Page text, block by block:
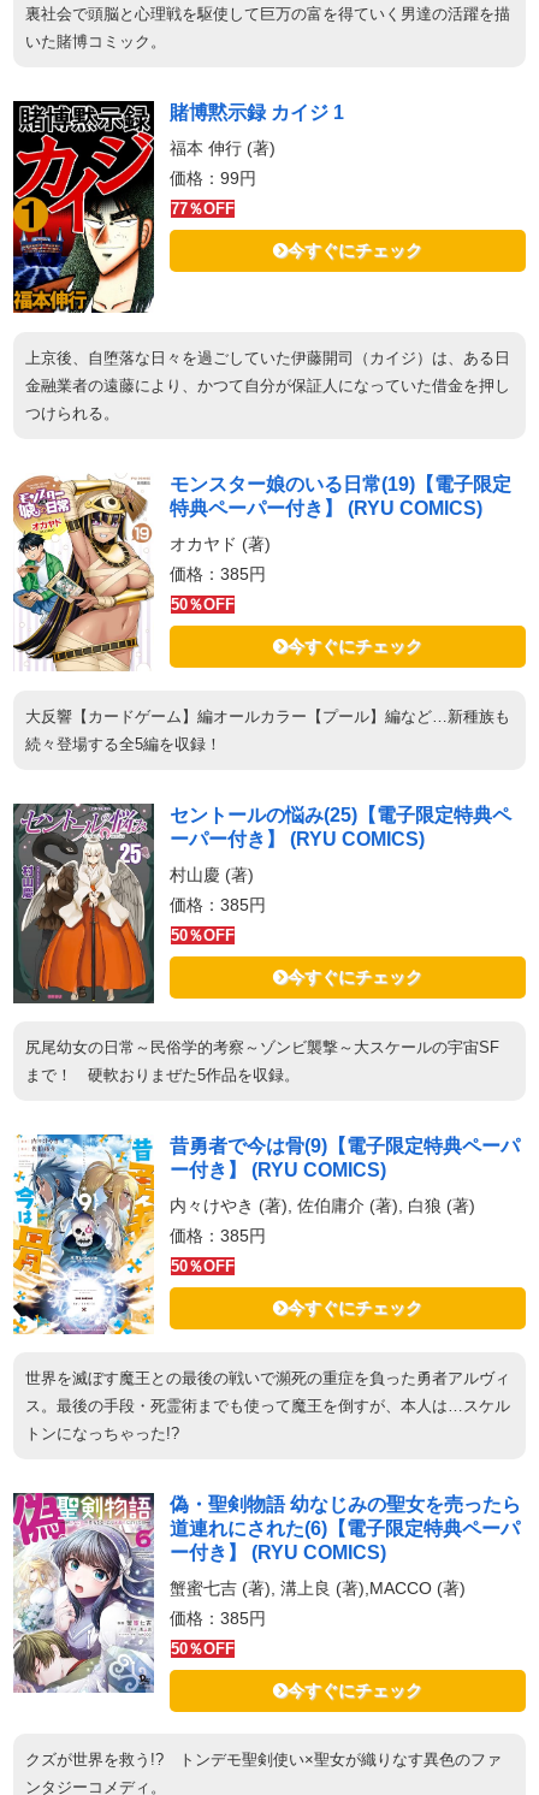
裏社会で頭脳と心理戦を駆使して巨万の富を得ていく男達の活躍を描
いた賭博コミック。
賭博黙示録 カイジ 1
福本 伸行 (著)
価格：99円
77％OFF
今すぐにチェック
上京後、自堕落な日々を過ごしていた伊藤開司（カイジ）は、ある日
金融業者の遠藤により、かつて自分が保証人になっていた借金を押し
つけられる。
モンスター娘のいる日常(19)【電子限定
特典ペーパー付き】 (RYU COMICS)
オカヤド (著)
価格：385円
50％OFF
今すぐにチェック
大反響【カードゲーム】編オールカラー【プール】編など…新種族も
続々登場する全5編を収録！
セントールの悩み(25)【電子限定特典ペ
ーパー付き】 (RYU COMICS)
村山慶 (著)
価格：385円
50％OFF
今すぐにチェック
尻尾幼女の日常～民俗学的考察～ゾンビ襲撃～大スケールの宇宙SF
まで！ 硬軟おりまぜた5作品を収録。
昔勇者で今は骨(9)【電子限定特典ペーパ
ー付き】 (RYU COMICS)
内々けやき (著), 佐伯庸介 (著), 白狼 (著)
価格：385円
50％OFF
今すぐにチェック
世界を滅ぼす魔王との最後の戦いで瀕死の重症を負った勇者アルヴィ
ス。最後の手段・死霊術までも使って魔王を倒すが、本人は…スケル
トンになっちゃった!?
偽・聖剣物語 幼なじみの聖女を売ったら
道連れにされた(6)【電子限定特典ペーパ
ー付き】 (RYU COMICS)
蟹蜜七吉 (著), 溝上良 (著),MACCO (著)
価格：385円
50％OFF
今すぐにチェック
クズが世界を救う!? トンデモ聖剣使い×聖女が織りなす異色のファ
ンタジーコメディ。